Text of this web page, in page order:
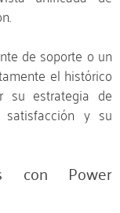
de soporte o un
el histórico
su estrategia de
y su
con Power